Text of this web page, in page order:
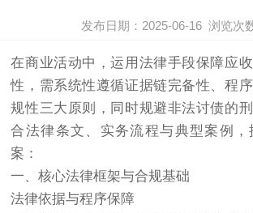
发布日期：2025-06-16 浏览次
在商业活动中，运用法律手段保障应
性，需系统性遵循证据链完备性、程
规性三大原则，同时规避非法讨债的
合法律条文、实务流程与典型案例
案：
一、核心法律框架与合规基础
法律依据与程序保障